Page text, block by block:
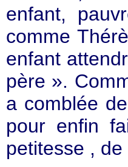
enfant,
comme
enfant
père ».
a comblée
pour enfin
petitesse ,